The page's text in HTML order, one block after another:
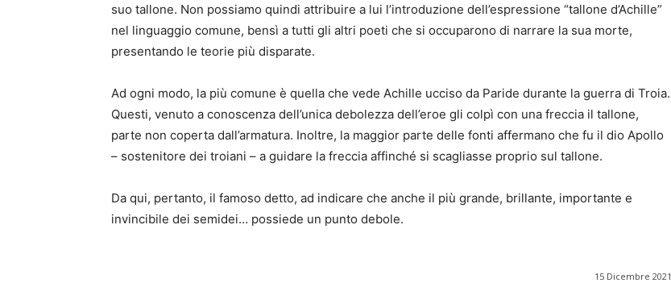
suo tallone. Non possiamo quindi attribuire a lui l’introduzione dell’espressione “tallone d’Achille”
nel linguaggio comune, bensì a tutti gli altri poeti che si occuparono di narrare la sua morte,
presentando le teorie più disparate.
Ad ogni modo, la più comune è quella che vede Achille ucciso da Paride durante la guerra di Troia.
Questi, venuto a conoscenza dell’unica debolezza dell’eroe gli colpì con una freccia il tallone,
parte non coperta dall’armatura. Inoltre, la maggior parte delle fonti affermano che fu il dio Apollo
– sostenitore dei troiani – a guidare la freccia affinché si scagliasse proprio sul tallone.
Da qui, pertanto, il famoso detto, ad indicare che anche il più grande, brillante, importante e
invincibile dei semidei… possiede un punto debole.
15 Dicembre 2021